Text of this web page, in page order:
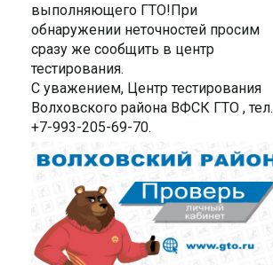
выполняющего ГТО!При
обнаружении неточностей просим
сразу же сообщить в центр
тестирования.
С уважением, Центр тестирования
Волховского района ВФСК ГТО , тел.
+7-993-205-69-70.